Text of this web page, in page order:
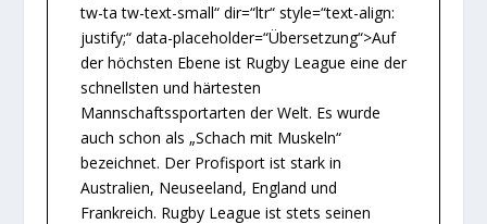
tw-ta tw-text-small“ dir=“ltr“ style=“text-align:
justify;“ data-placeholder=“Übersetzung“>Auf
der höchsten Ebene ist Rugby League eine der
schnellsten und härtesten
Mannschaftssportarten der Welt. Es wurde
auch schon als „Schach mit Muskeln“
bezeichnet. Der Profisport ist stark in
Australien, Neuseeland, England und
Frankreich. Rugby League ist stets seinen